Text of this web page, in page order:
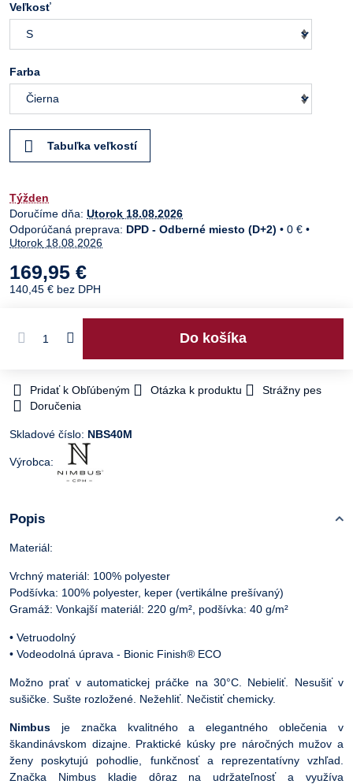
Veľkosť
Farba
Tabuľka veľkostí
Týžden
Doručíme dňa: Utorok 18.08.2026
DPD - Odberné miesto (D+2) • 0 € •
Utorok 18.08.2026
169,95 €
140,45 € bez DPH
Do košíka
Pridať k Obľúbeným Otázka k produktu
Strážny pes
Doručenia
Skladové číslo: NBS40M
Výrobca:
Popis
Materiál:
Vrchný materiál: 100% polyester
Podšívka: 100% polyester, keper (vertikálne prešívaný)
Gramáž: Vonkajší materiál: 220 g/m², podšívka: 40 g/m²
• Vetruodolný
• Vodeodolná úprava - Bionic Finish® ECO
Možno prať v automatickej práčke na 30°C. Nebieliť. Nesušiť v
sušičke. Sušte rozložené. Nežehliť. Nečistiť chemicky.
Nimbus je značka kvalitného a elegantného oblečenia v
škandinávskom dizajne. Praktické kúsky pre náročných mužov a
ženy poskytujú pohodlie, funkčnosť a reprezentatívny vzhľad.
Značka Nimbus kladie dôraz na udržateľnosť a využíva